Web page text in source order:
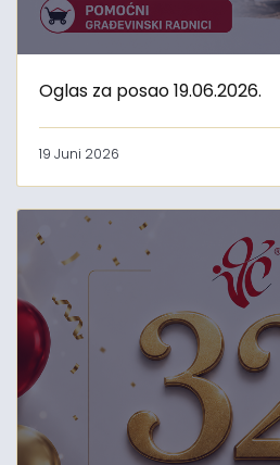
Oglas za posao 19.06.2026.
19 Juni 2026